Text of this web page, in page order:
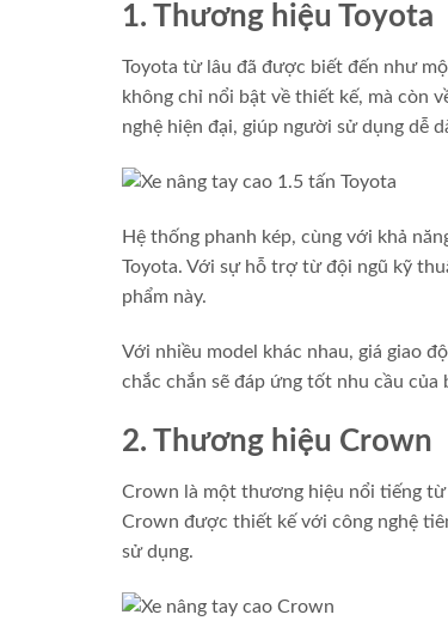
1. Thương hiệu Toyota
Toyota từ lâu đã được biết đến như
không chỉ nổi bật về thiết kế, mà còn
nghệ hiện đại, giúp người sử dụng dễ
Hệ thống phanh kép, cùng với khả
Toyota. Với sự hỗ trợ từ đội ngũ kỹ
phẩm này.
Với nhiều model khác nhau, giá giao
chắc chắn sẽ đáp ứng tốt nhu cầu của
2. Thương hiệu Crown
Crown là một thương hiệu nổi tiếng từ
Crown được thiết kế với công nghệ
sử dụng.